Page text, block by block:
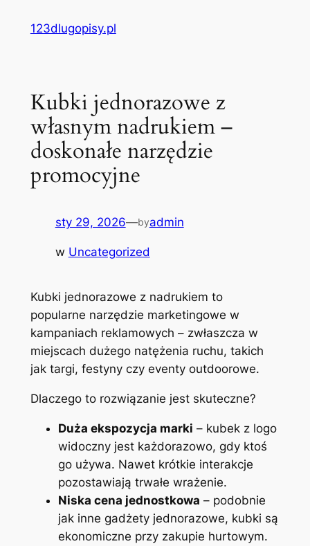
123dlugopisy.pl
Kubki jednorazowe z
własnym nadrukiem –
doskonałe narzędzie
promocyjne
sty 29, 2026—byadmin
w Uncategorized
Kubki jednorazowe z nadrukiem to
popularne narzędzie marketingowe w
kampaniach reklamowych – zwłaszcza w
miejscach dużego natężenia ruchu, takich
jak targi, festyny czy eventy outdoorowe.
Dlaczego to rozwiązanie jest skuteczne?
Duża ekspozycja marki – kubek z logo
widoczny jest każdorazowo, gdy ktoś
go używa. Nawet krótkie interakcje
pozostawiają trwałe wrażenie.
Niska cena jednostkowa – podobnie
jak inne gadżety jednorazowe, kubki są
ekonomiczne przy zakupie hurtowym.